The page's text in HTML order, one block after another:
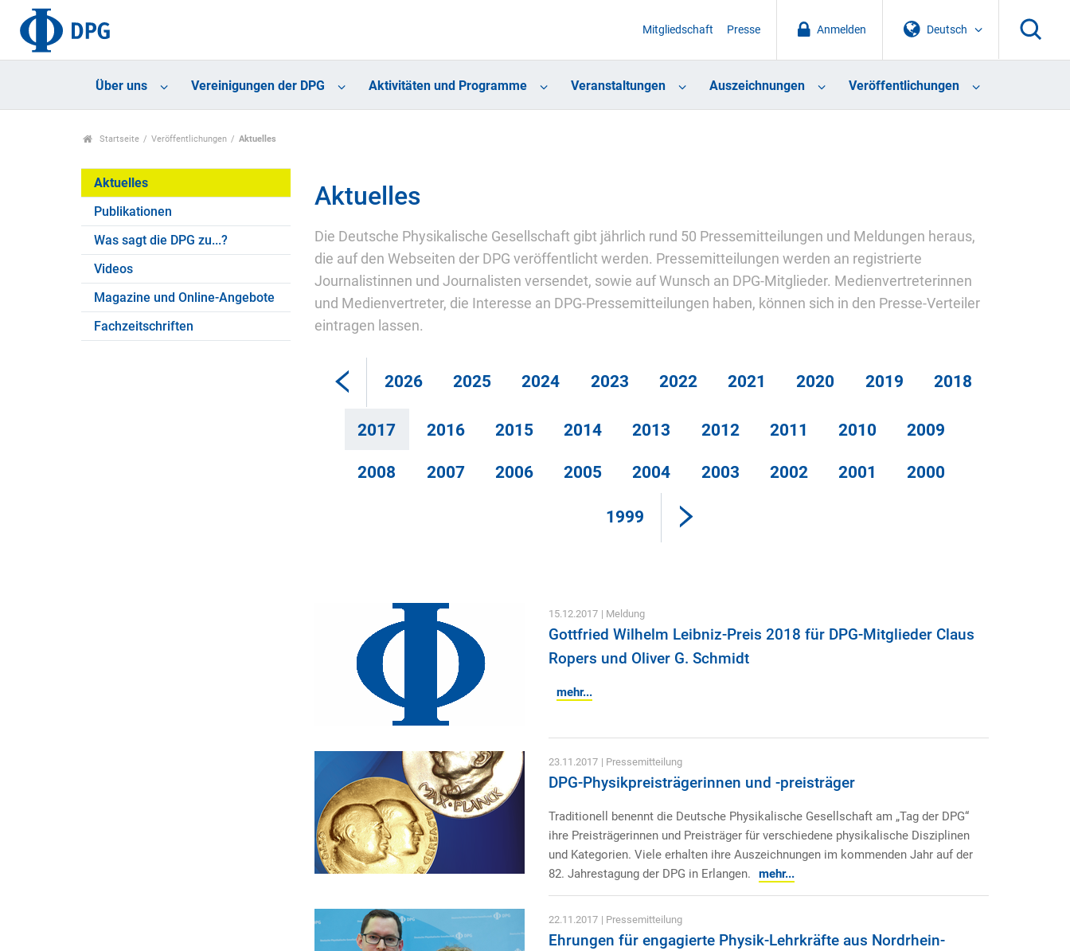
Deutsch
Anmelden
Mitgliedschaft Presse
Über uns Vereinigungen der DPG Aktivitäten und Programme Veranstaltungen Auszeichnungen Veröffentlichungen
Startseite Veröffentlichungen Aktuelles
Aktuelles
Publikationen
Was sagt die DPG zu...?
Videos
Magazine und Online-Angebote
Fachzeitschriften
Aktuelles
Die Deutsche Physikalische Gesellschaft gibt jährlich rund 50 Pressemitteilungen und Meldungen heraus,
die auf den Webseiten der DPG veröffentlicht werden. Pressemitteilungen werden an registrierte
Journalistinnen und Journalisten versendet, sowie auf Wunsch an DPG-Mitglieder. Medienvertreterinnen
und Medienvertreter, die Interesse an DPG-Pressemitteilungen haben, können sich in den Presse-Verteiler
eintragen lassen.
2026 2025 2024 2023 2022 2021 2020 2019 2018
2017 2016 2015 2014 2013 2012 2011 2010 2009
2008 2007 2006 2005 2004 2003 2002 2001 2000
1999
15.12.2017 | Meldung
Gottfried Wilhelm Leibniz-Preis 2018 für DPG-Mitglieder Claus
Ropers und Oliver G. Schmidt
mehr...
23.11.2017 | Pressemitteilung
DPG-Physikpreisträgerinnen und -preisträger
Traditionell benennt die Deutsche Physikalische Gesellschaft am „Tag der DPG“
ihre Preisträgerinnen und Preisträger für verschiedene physikalische Disziplinen
und Kategorien. Viele erhalten ihre Auszeichnungen im kommenden Jahr auf der
82. Jahrestagung der DPG in Erlangen.
mehr...
22.11.2017 | Pressemitteilung
Ehrungen für engagierte Physik-Lehrkräfte aus Nordrhein-